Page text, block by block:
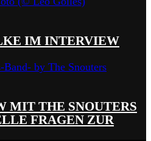
IM INTERVIEW
MIT THE SNOUTERS
FRAGEN ZUR